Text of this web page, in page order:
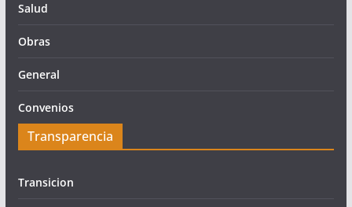
Salud
Obras
General
Convenios
Transparencia
Transicion